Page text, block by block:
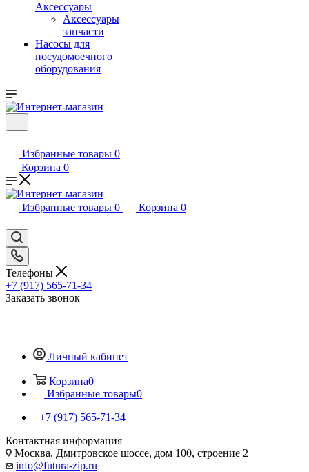
Аксессуары
Аксессуары
запчасти
Насосы для
посудомоечного
оборудования
Избранные товары 0
Корзина 0
Избранные товары 0 Корзина 0
Телефоны
+7 (917) 565-71-34
Заказать звонок
Личный кабинет
Корзина0
Избранные товары0
+7 (917) 565-71-34
Контактная информация
Москва, Дмитровское шоссе, дом 100, строение 2
info@futura-zip.ru